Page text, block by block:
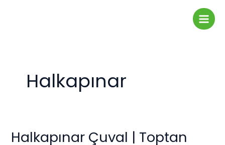
Main
Halkapınar
Halkapınar Çuval | Toptan
Halkapınar